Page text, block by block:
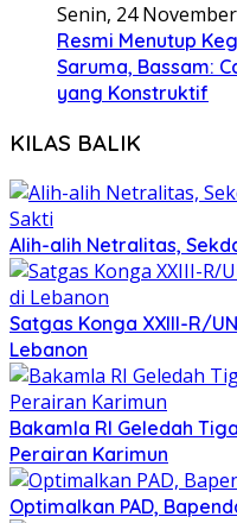
Senin, 24
Resmi Menutup
Saruma, Bassam:
yang Konstruktif
KILAS BALIK
Alih-alih Netralitas,
Satgas Konga XXIII-R/
Lebanon
Bakamla RI Geledah
Perairan Karimun
Optimalkan PAD,